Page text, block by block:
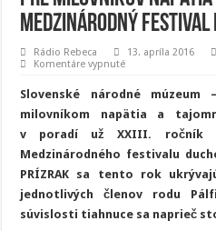
Medzinárodný
Rádio Rebeca 13. apríla 2016
Komentáre vypnuténa
milovníkov
napätia
prichádza
Medzinárodný
duchov
a
strašidiel
Slovenské národné múzeum
milovníkom napätia a
v poradí už XXIII. ročník
Medzinárodného festivalu
PRÍZRAK sa tento rok
jednotlivých členov rodu
súvislosti tiahnuce sa naprieč